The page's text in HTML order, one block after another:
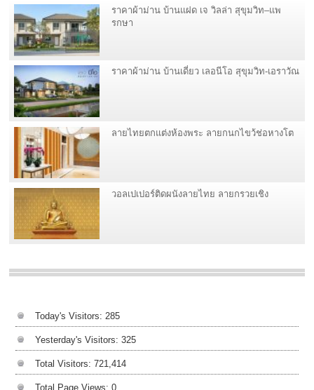
ราคาผ้าม่าน บ้านแฝด เจ วิลล่า สุขุมวิท–แพ
รกษา
ราคาผ้าม่าน บ้านเดี่ยว เลอนีโอ สุขุมวิท-เอราวัณ
ลายไทยตกแต่งห้องพระ ลายกนกไขว้ช่อหางโต
วอลเปเปอร์ติดผนังลายไทย ลายกรวยเชิง
Today's Visitors: 285
Yesterday's Visitors: 325
Total Visitors: 721,414
Total Page Views: 0